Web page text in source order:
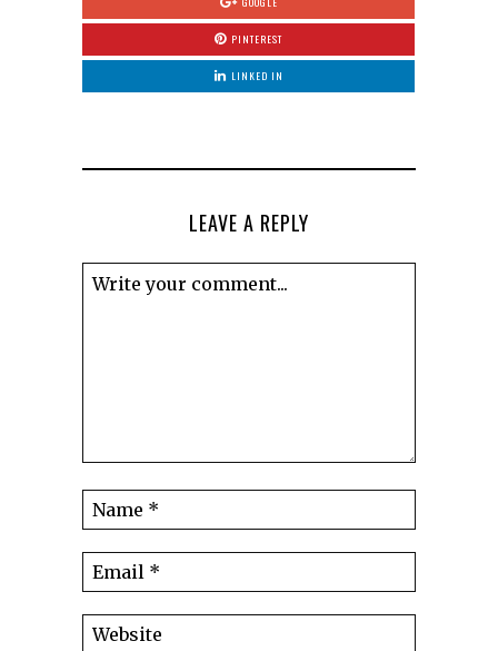
PINTEREST
LINKED IN
LEAVE A REPLY